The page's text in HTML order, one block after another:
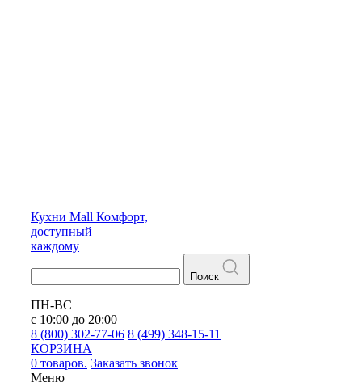
Кухни Mall Комфорт,
доступный
каждому
Поиск
ПН-ВС
с 10:00 до 20:00
8 (800) 302-77-06 8 (499) 348-15-11
КОРЗИНА
0 товаров. Заказать звонок
Меню